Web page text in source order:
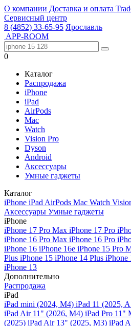
О компании Доставка и оплата
Сервисный центр
8 (4852) 33-65-95 Ярославль
APP-ROOM
0
Каталог
Распродажа
iPhone
iPad
AirPods
Mac
Watch
Vision Pro
Dyson
Android
Аксессуары
Умные гаджеты
Каталог
iPhone iPad AirPods Mac Watch
Аксессуары Умные гаджеты
iPhone
iPhone 17 Pro Max iPhone 17 Pro
iPhone 16 Pro Max iPhone 16 Pro
iPhone 16 iPhone 16e iPhone 15 Pro
Plus iPhone 15 iPhone 14 Plus iPhone
iPhone 13
Дополнительно
Распродажа
iPad
iPad mini (2024, M4) iPad 11 (2025,
iPad Air 11" (2026, M4) iPad Pro 11"
(2025) iPad Air 13" (2025, M3) iPad